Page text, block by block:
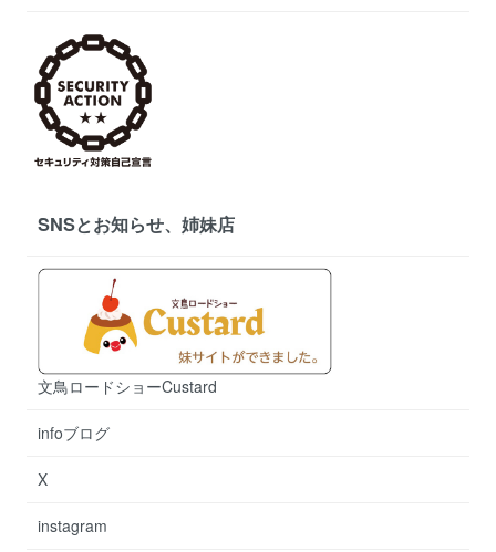
SNSとお知らせ、姉妹店
文鳥ロードショーCustard
infoブログ
X
instagram